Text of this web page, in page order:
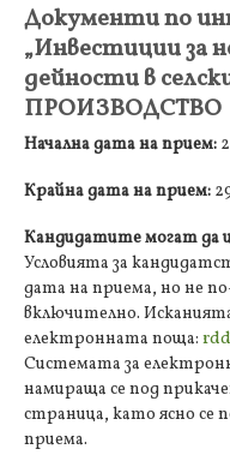
Документи по
„Инвестиции за
дейности в
ПРОИЗВОДСТВО
Начална дата на прием:
Крайна дата на прием:
Кандидатите могат да
Условията за
дата на приема, но не
включително.
електронната поща:
Системата за
намираща се под
страница, като ясно се
приема.